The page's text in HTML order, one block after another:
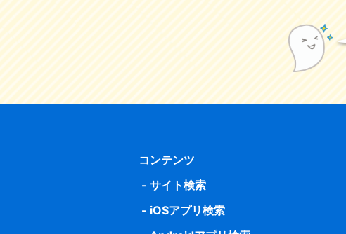
コンテンツ
サイト検索
iOSアプリ検索